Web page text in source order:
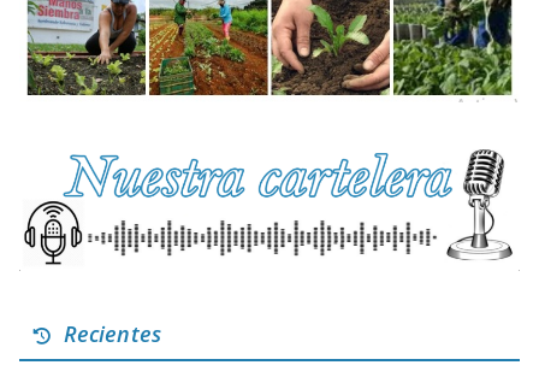
Recientes